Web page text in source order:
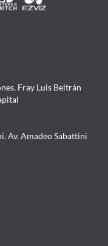
Fray Luis Beltrán
Av. Amadeo Sabattini